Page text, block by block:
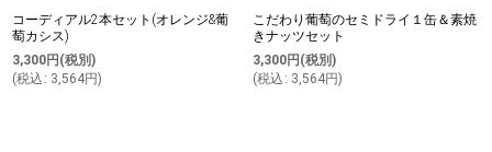
コーディアル2本セット(オレンジ&葡
萄カシス)
3,300円 (税別)
(税込 : 3,564円)
こだわり葡萄のセミドライ１缶＆素焼
きナッツセット
3,300円 (税別)
(税込 : 3,564円)